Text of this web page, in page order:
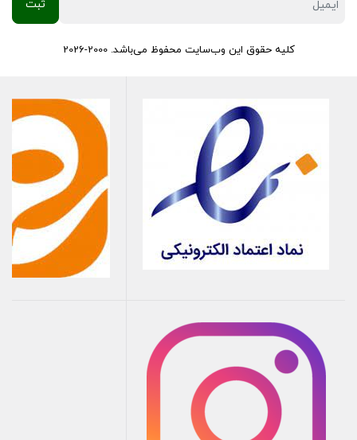
کلیه حقوق این وب‌سایت محفوظ می‌باشد. 2000-2026